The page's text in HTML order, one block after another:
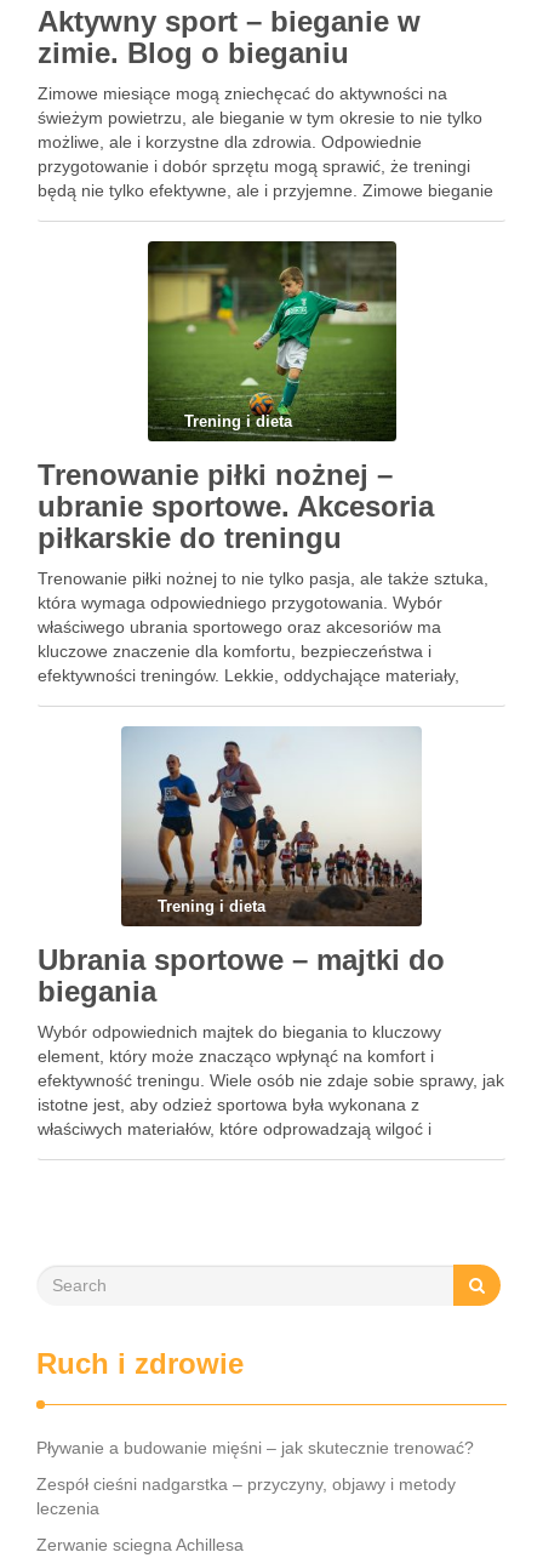
Aktywny sport – bieganie w
zimie. Blog o bieganiu
Zimowe miesiące mogą zniechęcać do aktywności na
świeżym powietrzu, ale bieganie w tym okresie to nie tylko
możliwe, ale i korzystne dla zdrowia. Odpowiednie
przygotowanie i dobór sprzętu mogą sprawić, że treningi
będą nie tylko efektywne, ale i przyjemne. Zimowe bieganie
Trening i dieta
Trenowanie piłki nożnej –
ubranie sportowe. Akcesoria
piłkarskie do treningu
Trenowanie piłki nożnej to nie tylko pasja, ale także sztuka,
która wymaga odpowiedniego przygotowania. Wybór
właściwego ubrania sportowego oraz akcesoriów ma
kluczowe znaczenie dla komfortu, bezpieczeństwa i
efektywności treningów. Lekkie, oddychające materiały,
wpłynąć na doświadczenie każdego zawodnika. Dbanie o
Trening i dieta
Ubrania sportowe – majtki do
biegania
Wybór odpowiednich majtek do biegania to kluczowy
element, który może znacząco wpłynąć na komfort i
efektywność treningu. Wiele osób nie zdaje sobie sprawy, jak
istotne jest, aby odzież sportowa była wykonana z
właściwych materiałów, które odprowadzają wilgoć i
Ruch i zdrowie
Pływanie a budowanie mięśni – jak skutecznie trenować?
Zespół cieśni nadgarstka – przyczyny, objawy i metody
leczenia
Zerwanie sciegna Achillesa